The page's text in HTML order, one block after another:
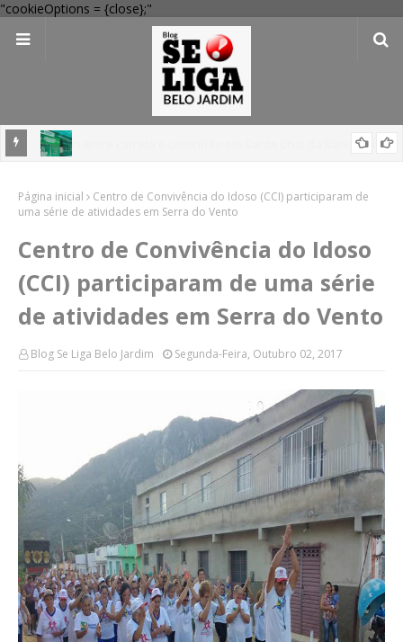
"cookieOptions = {close};"
compras
Página inicial
Centro de Convivência do Idoso (CCI) participaram de
uma série de atividades em Serra do Vento
Centro de Convivência do Idoso
(CCI) participaram de uma série
de atividades em Serra do Vento
Blog Se Liga Belo Jardim Segunda-Feira, Outubro 02, 2017